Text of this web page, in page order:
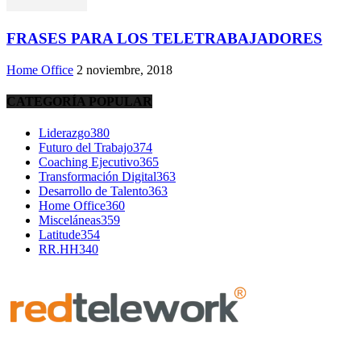
FRASES PARA LOS TELETRABAJADORES
Home Office 2 noviembre, 2018
CATEGORÍA POPULAR
Liderazgo380
Futuro del Trabajo374
Coaching Ejecutivo365
Transformación Digital363
Desarrollo de Talento363
Home Office360
Misceláneas359
Latitude354
RR.HH340